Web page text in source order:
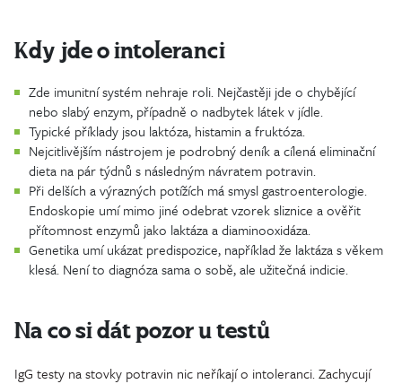
Kdy jde o intoleranci
Zde imunitní systém nehraje roli. Nejčastěji jde o chybějící
nebo slabý enzym, případně o nadbytek látek v jídle.
Typické příklady jsou laktóza, histamin a fruktóza.
Nejcitlivějším nástrojem je podrobný deník a cílená eliminační
dieta na pár týdnů s následným návratem potravin.
Při delších a výrazných potížích má smysl gastroenterologie.
Endoskopie umí mimo jiné odebrat vzorek sliznice a ověřit
přítomnost enzymů jako laktáza a diaminooxidáza.
Genetika umí ukázat predispozice, například že laktáza s věkem
klesá. Není to diagnóza sama o sobě, ale užitečná indicie.
Na co si dát pozor u testů
IgG testy na stovky potravin nic neříkají o intoleranci. Zachycují